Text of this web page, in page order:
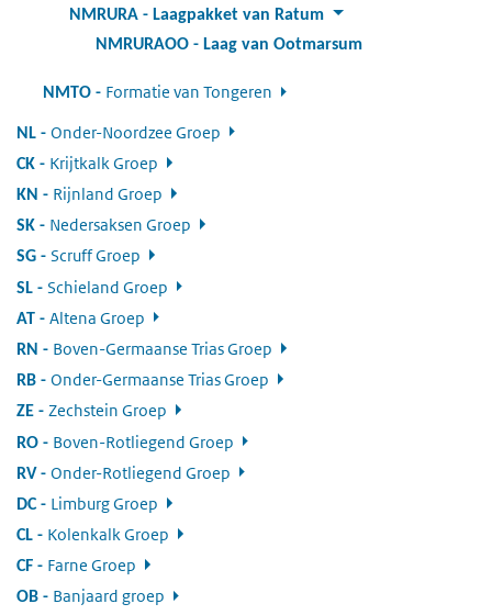
NMRURA
Laagpakket van Ratum
NMRURAOO
Laag van Ootmarsum
NMTO Formatie van Tongeren
NL Onder-Noordzee Groep
CK Krijtkalk Groep
KN Rijnland Groep
SK Nedersaksen Groep
SG Scruff Groep
SL Schieland Groep
AT Altena Groep
RN Boven-Germaanse Trias Groep
RB Onder-Germaanse Trias Groep
ZE Zechstein Groep
RO Boven-Rotliegend Groep
RV: Onder-Rotliegend Groep
DC: Limburg Groep
CL Kolenkalk Groep
CF Farne Groep
OB Banjaard groep